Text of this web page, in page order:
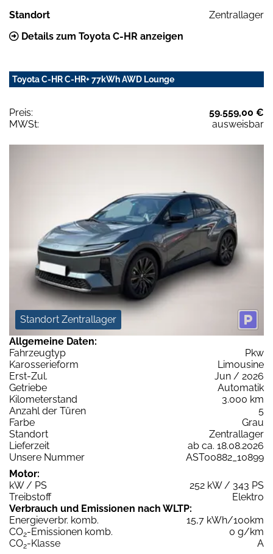
Standort
Zentrallager
Details zum Toyota C-HR anzeigen
Toyota C-HR C-HR+ 77kWh AWD Lounge
Preis:
59.559,00 €
MWSt:
ausweisbar
Standort Zentrallager
Allgemeine Daten:
Fahrzeugtyp
Pkw
Karosserieform
Limousine
Erst-Zul.
Jun / 2026
Getriebe
Automatik
Kilometerstand
3.000 km
Anzahl der Türen
5
Farbe
Grau
Standort
Zentrallager
Lieferzeit
ab ca. 18.08.2026
Unsere Nummer
AST00882_10899
Motor:
kW / PS
252 kW / 343 PS
Treibstoff
Elektro
Verbrauch und Emissionen nach WLTP:
Energieverbr. komb.
15,7 kWh/100km
CO2-Emissionen komb.
0 g/km
CO2-Klasse
A